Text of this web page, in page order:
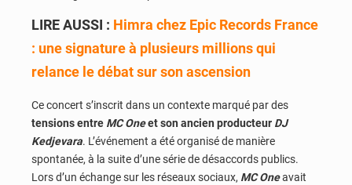
LIRE AUSSI : Himra chez Epic Records France
: une signature à plusieurs millions qui
relance le débat sur son ascension
Ce concert s’inscrit dans un contexte marqué par des
tensions entre MC Oneet son ancien producteur DJ
Kedjevara. L’événement a été organisé de manière
spontanée, à la suite d’une série de désaccords publics.
Lors d’un échange sur les réseaux sociaux, MC Oneavait